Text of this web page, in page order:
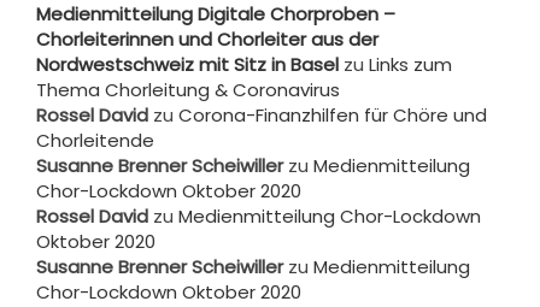
Medienmitteilung Digitale Chorproben –
Chorleiterinnen und Chorleiter aus der
Nordwestschweiz mit Sitz in Basel zuLinks zum
Thema Chorleitung & Coronavirus
Rossel David zuCorona-Finanzhilfen für Chöre und
Chorleitende
Susanne Brenner ScheiwillerzuMedienmitteilung
Chor-Lockdown Oktober 2020
Rossel David zuMedienmitteilung Chor-Lockdown
Oktober 2020
Susanne Brenner ScheiwillerzuMedienmitteilung
Chor-Lockdown Oktober 2020